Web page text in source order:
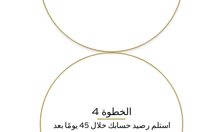
الخطوة 4
استلم رصيد حسابك خلال 45 يومًا بعد